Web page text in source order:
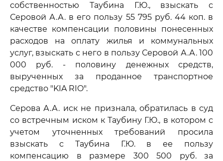
собственностью Таубина Г.Ю., взыскать с
Серовой А.А. в его пользу 55 795 руб. 44 коп. в
качестве компенсации половины понесенных
расходов на оплату жилья и коммунальных
услуг, взыскать с него в пользу Серовой А.А. 100
000 руб. - половину денежных средств,
вырученных за проданное транспортное
средство "KIA RIO".
Серова А.А. иск не признала, обратилась в суд
со встречным иском к Таубину Г.Ю., в котором с
учетом уточненных требований просила
взыскать с Таубина Г.Ю. в ее пользу
компенсацию в размере 300 500 руб. за